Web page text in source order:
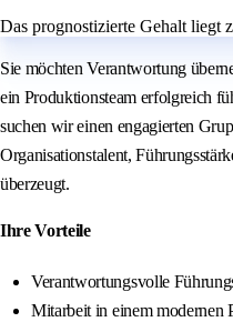
Das prognostizierte Gehalt liegt
Sie möchten Verantwortung
ein Produktionsteam erfolgreich
suchen wir einen engagierten
Organisationstalent,
überzeugt.
Ihre Vorteile
Verantwortungsvolle
Mitarbeit in einem modernen